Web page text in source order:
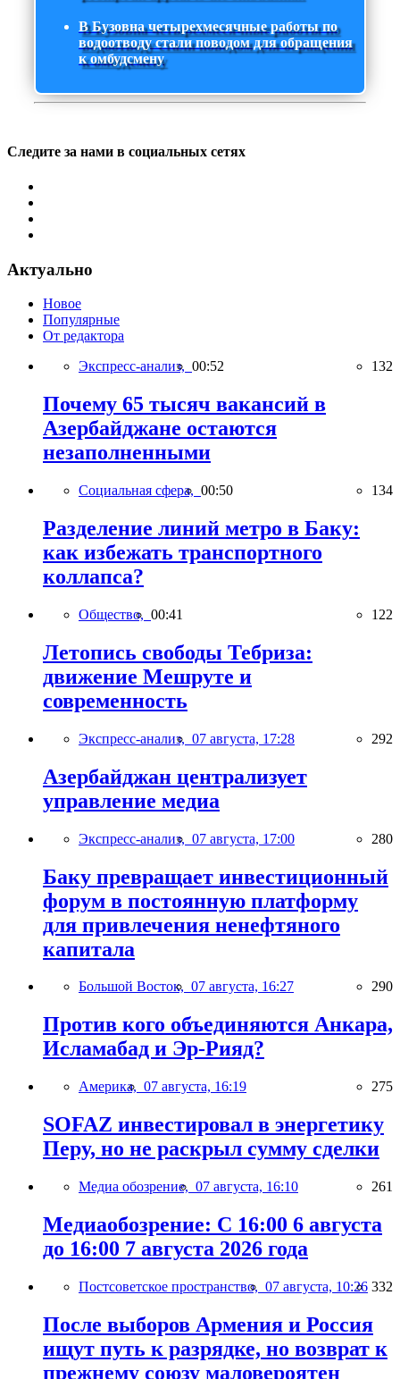
В Бузовна четырехмесячные работы по
водоотводу стали поводом для обращения
к омбудсмену
Следите за нами в социальных сетях
Актуально
Новое
Популярные
От редактора
Экспресс-анализ, 00:52 132
Почему 65 тысяч вакансий в
Азербайджане остаются
незаполненными
Социальная сфера, 00:50 134
Разделение линий метро в Баку:
как избежать транспортного
коллапса?
Общество, 00:41 122
Летопись свободы Тебриза:
движение Мешруте и
современность
Экспресс-анализ, 07 августа, 17:28 292
Азербайджан централизует
управление медиа
Экспресс-анализ, 07 августа, 17:00 280
Баку превращает инвестиционный
форум в постоянную платформу
для привлечения ненефтяного
капитала
Большой Восток, 07 августа, 16:27 290
Против кого объединяются Анкара,
Исламабад и Эр-Рияд?
Америка, 07 августа, 16:19 275
SOFAZ инвестировал в энергетику
Перу, но не раскрыл сумму сделки
Медиа обозрение, 07 августа, 16:10 261
Медиаобозрение: С 16:00 6 августа
до 16:00 7 августа 2026 года
Постсоветское пространство, 07 августа, 10:26 332
После выборов Армения и Россия
ищут путь к разрядке, но возврат к
прежнему союзу маловероятен